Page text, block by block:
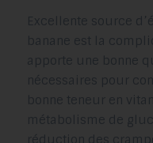
Excellente source
banane est la
apporte une bonne
nécessaires pour
bonne teneur en
métabolisme de